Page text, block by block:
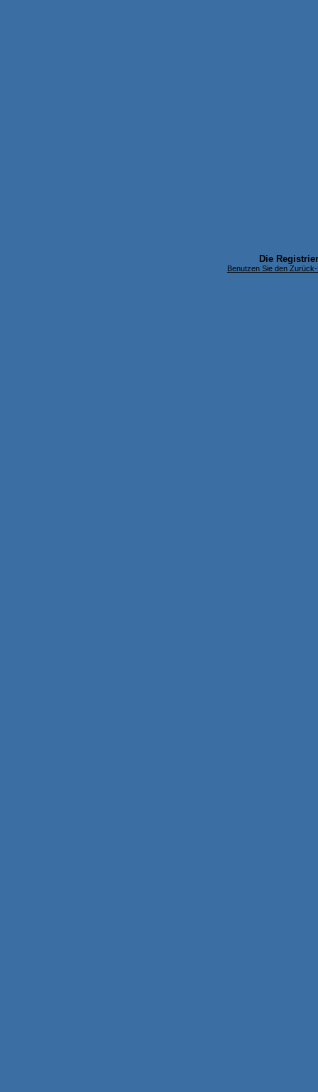
Die
Benutzen Sie den